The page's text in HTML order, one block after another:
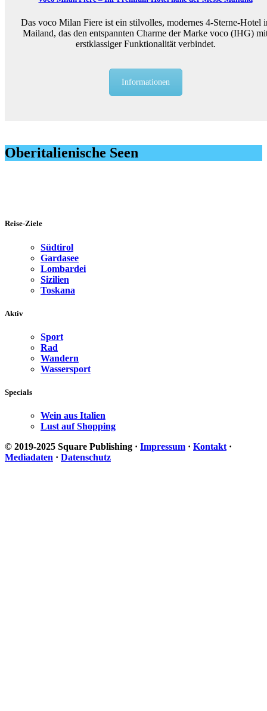
Das voco Milan Fiere ist ein stilvolles, modernes 4-Sterne-Hotel
Mailand, das den entspannten Charme der Marke voco (IHG)
erstklassiger Funktionalität verbindet.
Informationen
Oberitalienische Seen
Reise-Ziele
Südtirol
Gardasee
Lombardei
Sizilien
Toskana
Aktiv
Sport
Rad
Wandern
Wassersport
Specials
Wein aus Italien
Lust auf Shopping
© 2019-2025 Square Publishing · Impressum · Kontakt ·
Mediadaten · Datenschutz